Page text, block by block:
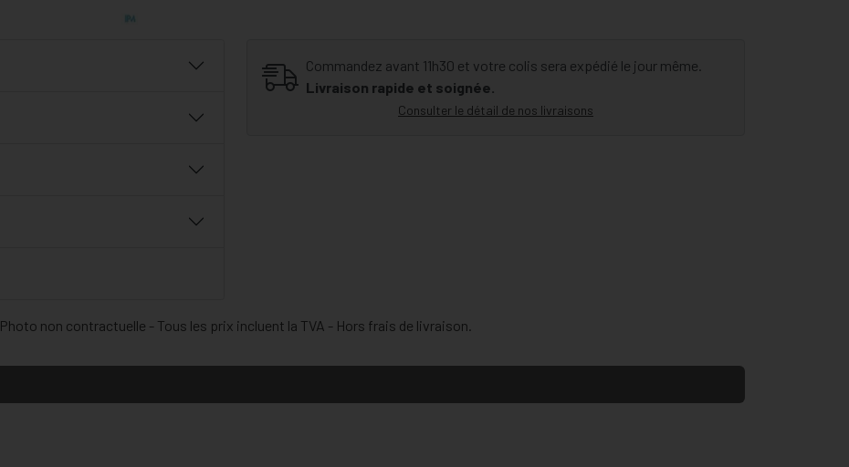
Commandez avant 11h30 et votre colis sera expédié le jour même.
Livraison rapide et soignée.
Consulter le détail de nos livraisons
Photo non contractuelle - Tous les prix incluent la TVA - Hors frais de livraison.